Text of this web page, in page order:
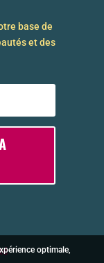
base de
et des
optimale,